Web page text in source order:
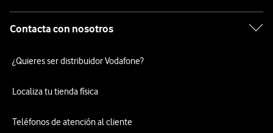
Contacta con nosotros
¿Quieres ser distribuidor Vodafone?
Localiza tu tienda física
Teléfonos de atención al cliente